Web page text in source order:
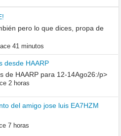
pero lo que dices, propa de
41 minutos
desde HAARP
de HAARP para 12-14Ago26:/p>
2 horas
del amigo jose luis EA7HZM
7 horas